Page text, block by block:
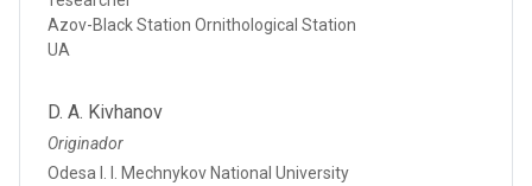
Azov-Black Station Ornithological Station
UA
D. A. Kivhanov
Originador
Odesa I. I. Mechnykov National University